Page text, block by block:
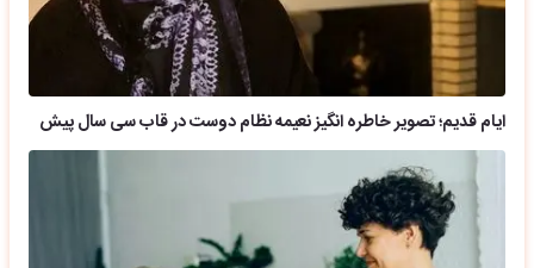
ایام قدیم؛ تصویر خاطره انگیز نعیمه نظام دوست در قاب سی سال پیش